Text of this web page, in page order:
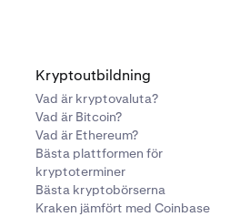
Kryptoutbildning
Vad är kryptovaluta?
Vad är Bitcoin?
Vad är Ethereum?
Bästa plattformen för
kryptoterminer
Bästa kryptobörserna
Kraken jämfört med Coinbase